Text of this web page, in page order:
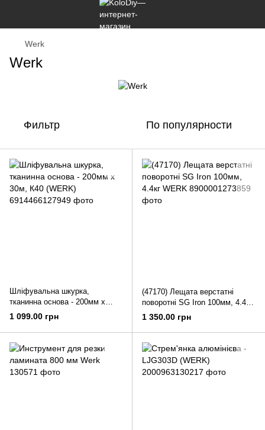
Werk
Werk
Фильтр По популярности
Шліфувальна шкурка,
тканинна основа - 200мм х
30м, К40 (WERK)
1 099.00 грн
(47170) Лещата верстатні
поворотні SG Iron 100мм, 4.4кг
WERK
1 350.00 грн